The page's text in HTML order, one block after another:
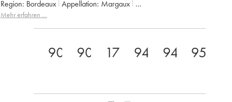
Region:
Bordeaux Appellation:
Margaux
Klassifizierung:
Mehr erfahren …
90 90 17 94 94 95